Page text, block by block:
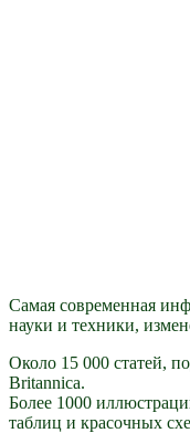
Самая современная
науки и техники,
Около 15 000 статей,
Britannica.
Более 1000
таблиц и красочных